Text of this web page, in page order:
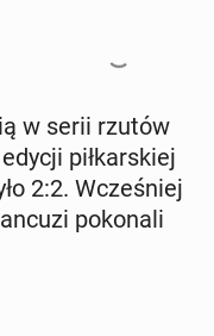
w serii rzutów
pił­kar­skiej
2:2. Wcze­śniej
po­ko­na­li